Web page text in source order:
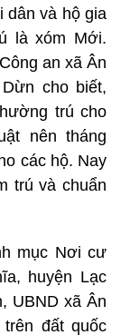
dân và hộ gia
là xóm Mới.
an xã Ân
cho biết,
trú cho
nên tháng
các hộ. Nay
trú và chuẩn
mục Nơi cư
huyện Lạc
UBND xã Ân
đất quốc